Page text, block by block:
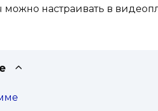
можно настраивать в